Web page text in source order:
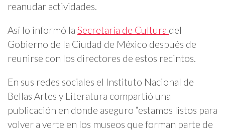
reanudar actividades.
Así lo informó la Secretaría de Cultura del
Gobierno de la Ciudad de México después de
reunirse con los directores de estos recintos.
En sus redes sociales el Instituto Nacional de
Bellas Artes y Literatura compartió una
publicación en donde aseguro “estamos listos para
volver a verte en los museos que forman parte de